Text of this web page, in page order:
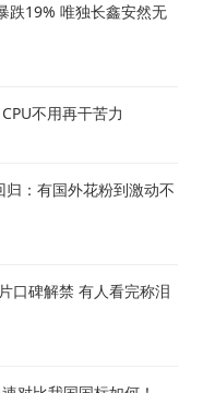
跌19% 唯独长鑫安然无
不用再干苦力
：有国外花粉到激动不
口碑解禁 有人看完称泪